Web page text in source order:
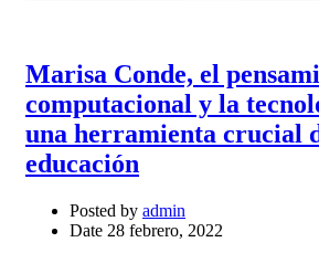
Marisa Conde, el
computacional y la
una herramienta crucial
educación
Posted by admin
Date 28 febrero, 2022